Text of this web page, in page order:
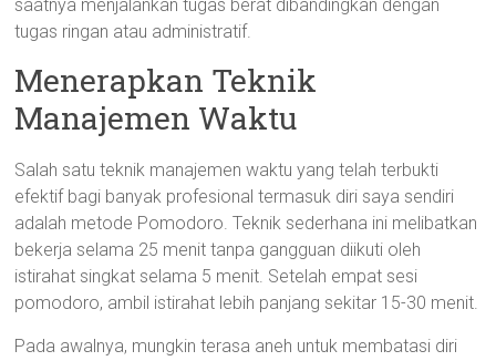
saatnya menjalankan tugas berat dibandingkan dengan
tugas ringan atau administratif.
Menerapkan Teknik
Manajemen Waktu
Salah satu teknik manajemen waktu yang telah terbukti
efektif bagi banyak profesional termasuk diri saya sendiri
adalah metode Pomodoro. Teknik sederhana ini melibatkan
bekerja selama 25 menit tanpa gangguan diikuti oleh
istirahat singkat selama 5 menit. Setelah empat sesi
pomodoro, ambil istirahat lebih panjang sekitar 15-30 menit.
Pada awalnya, mungkin terasa aneh untuk membatasi diri